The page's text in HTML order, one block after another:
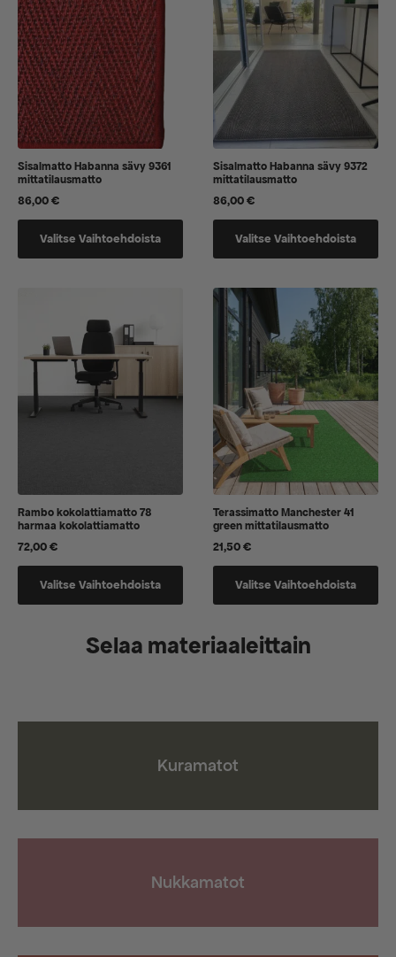
Sisalmatto Habanna sävy 9361
mittatilausmatto
86,00€
Valitse Vaihtoehdoista
tuotteella
valita
tuotteen
sivulla
Sisalmatto Habanna sävy 9372
mittatilausmatto
86,00€
Valitse Vaihtoehdoista
tuotteella
vaihtoehtoja,
jotka
voidaan
valita
tuotteen
sivulla
Rambo kokolattiamatto 78
harmaa kokolattiamatto
72,00€
Valitse Vaihtoehdoista
vaihtoehtoja,
tuotteen
Terassimatto Manchester 41
green mittatilausmatto
21,50€
Valitse Vaihtoehdoista
vaihtoehtoja,
jotka
tuotteen
Selaa materiaaleittain
Kuramatot
Nukkamatot